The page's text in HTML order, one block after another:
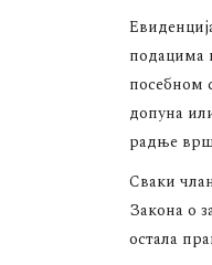
подацима
посебном
допуна
радње
Сваки
Закона о
остала